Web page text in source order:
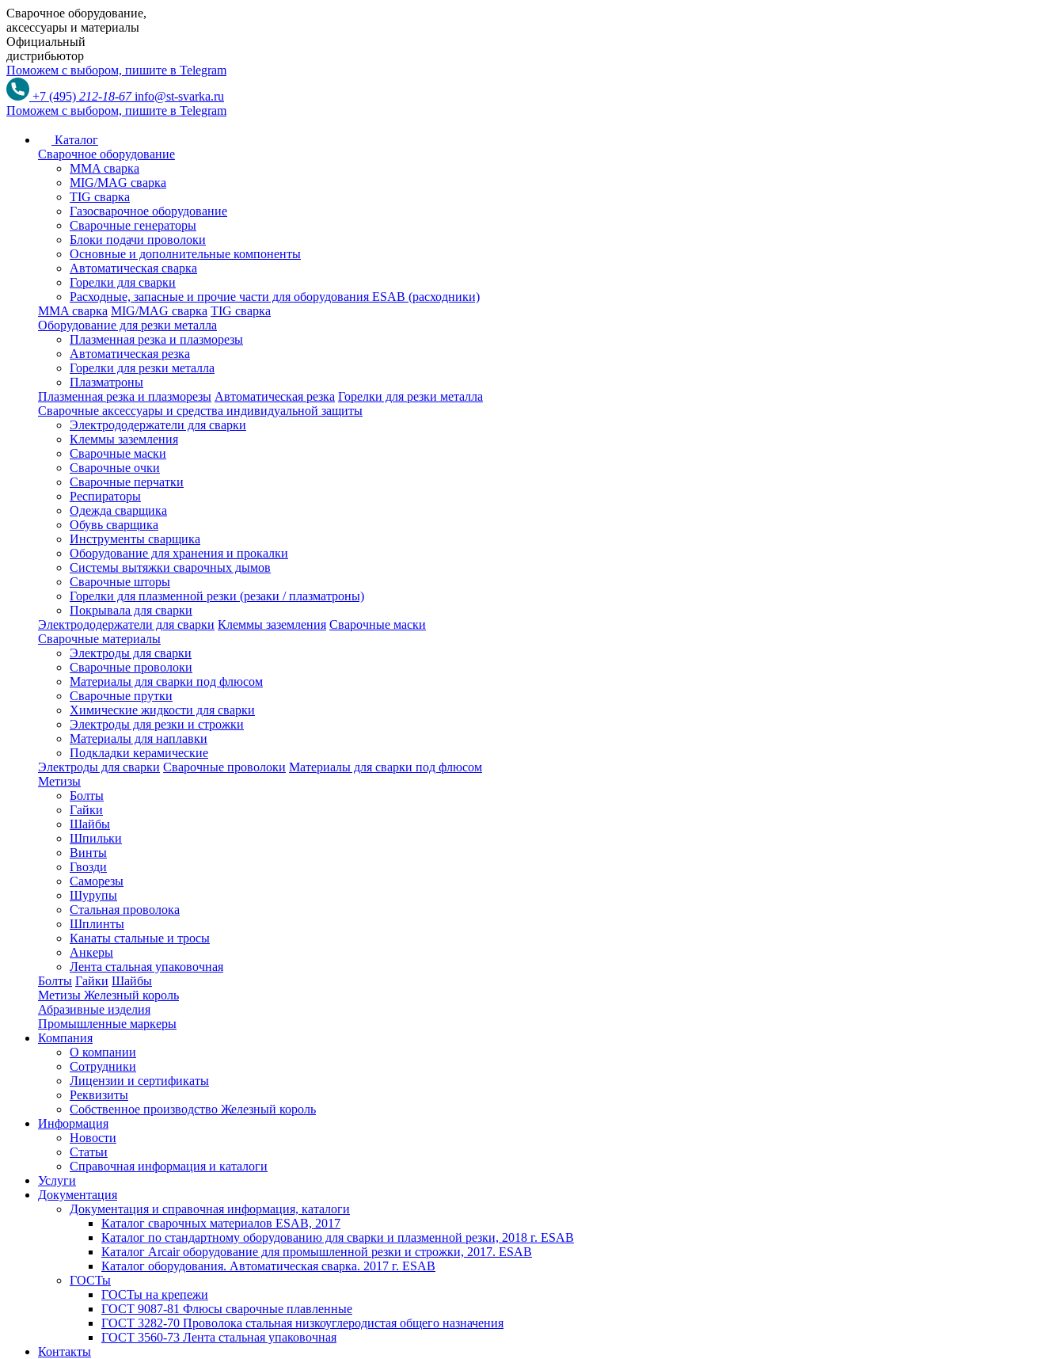
Сварочное оборудование,
аксессуары и материалы
Официальный
дистрибьютор
Поможем с выбором, пишите в Telegram
+7 (495) 212-18-67 info@st-svarka.ru
Поможем с выбором, пишите в Telegram
Каталог
Сварочное оборудование
MMA сварка
MIG/MAG сварка
TIG сварка
Газосварочное оборудование
Сварочные генераторы
Блоки подачи проволоки
Основные и дополнительные компоненты
Автоматическая сварка
Горелки для сварки
Расходные, запасные и прочие части для оборудования ESAB (расходники)
MMA сварка MIG/MAG сварка TIG сварка
Оборудование для резки металла
Плазменная резка и плазморезы
Автоматическая резка
Горелки для резки металла
Плазматроны
Плазменная резка и плазморезы Автоматическая резка Горелки для резки металла
Сварочные аксессуары и средства индивидуальной защиты
Электрододержатели для сварки
Клеммы заземления
Сварочные маски
Сварочные очки
Сварочные перчатки
Респираторы
Одежда сварщика
Обувь сварщика
Инструменты сварщика
Оборудование для хранения и прокалки
Системы вытяжки сварочных дымов
Сварочные шторы
Горелки для плазменной резки (резаки / плазматроны)
Покрывала для сварки
Электрододержатели для сварки Клеммы заземления Сварочные маски
Сварочные материалы
Электроды для сварки
Сварочные проволоки
Материалы для сварки под флюсом
Сварочные прутки
Химические жидкости для сварки
Электроды для резки и строжки
Материалы для наплавки
Подкладки керамические
Электроды для сварки Сварочные проволоки Материалы для сварки под флюсом
Метизы
Болты
Гайки
Шайбы
Шпильки
Винты
Гвозди
Саморезы
Шурупы
Стальная проволока
Шплинты
Канаты стальные и тросы
Анкеры
Лента стальная упаковочная
Болты Гайки Шайбы
Метизы Железный король
Абразивные изделия
Промышленные маркеры
Компания
О компании
Сотрудники
Лицензии и сертификаты
Реквизиты
Собственное производство Железный король
Информация
Новости
Статьи
Справочная информация и каталоги
Услуги
Документация
Документация и справочная информация, каталоги
Каталог сварочных материалов ESAB, 2017
Каталог по стандартному оборудованию для сварки и плазменной резки, 2018 г. ESAB
Каталог Arcair оборудование для промышленной резки и строжки, 2017. ESAB
Каталог оборудования. Автоматическая сварка. 2017 г. ESAB
ГОСТы
ГОСТы на крепежи
ГОСТ 9087-81 Флюсы сварочные плавленные
ГОСТ 3282-70 Проволока стальная низкоуглеродистая общего назначения
ГОСТ 3560-73 Лента стальная упаковочная
Контакты